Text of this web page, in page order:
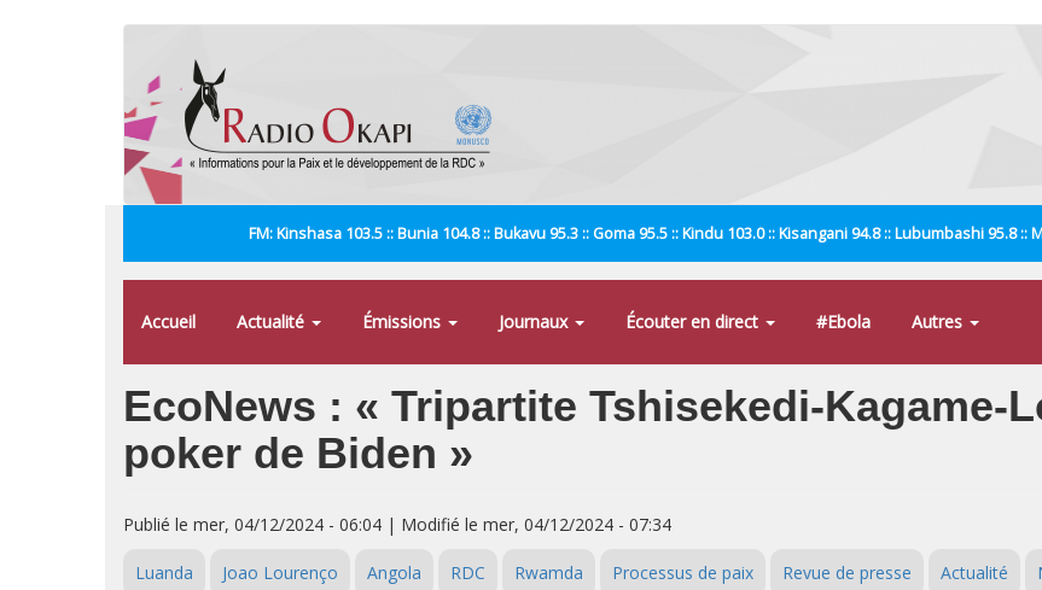
FM: Kinshasa 103.5 :: Bunia 104.8 :: Bukavu 95.3 :: Goma 95.5 :: Kindu 103.0 :: Kisangani 94.8 :: Lubumbashi 95.8
Accueil Actualité Émissions Journaux Écouter en direct #Ebola Autres
EcoNews : « Tripartite Tshisekedi-Kagame-
poker de Biden »
Publié le mer, 04/12/2024 - 06:04 | Modifié le mer, 04/12/2024 - 07:34
Luanda Joao Lourenço Angola RDC Rwamda Processus de paix Revue de presse Actualité